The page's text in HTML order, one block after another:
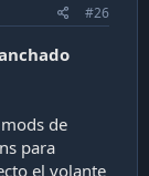
#26
de
para
el volante